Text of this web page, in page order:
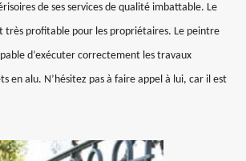
de ses services de qualité imbattable. Le
très profitable pour les propriétaires. Le peintre
d’exécuter correctement les travaux
en alu. N’hésitez pas à faire appel à lui, car il est